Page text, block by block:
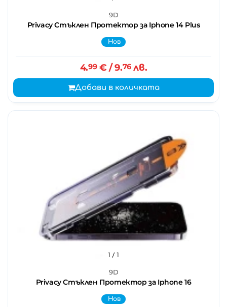
9D
Privacy Стъклен Протектор за Iphone 14 Plus
Нов
4.99€ / 9.76лв.
Добави в количката
9D
Privacy Стъклен Протектор за Iphone 16
1 / 1
Нов